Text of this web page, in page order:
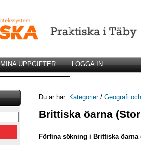
MINA UPPGIFTER LOGGA IN
Du är här: Kategorier/ Geografi
Brittiska öarna
Förfina sökning i Brittiska öarna